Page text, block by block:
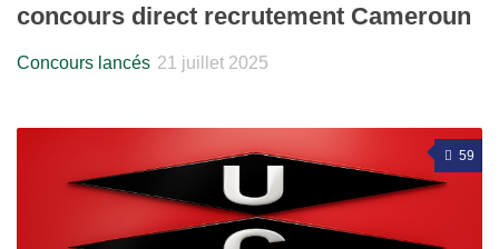
concours direct recrutement Cameroun
Concours lancés 21 juillet 2025
59